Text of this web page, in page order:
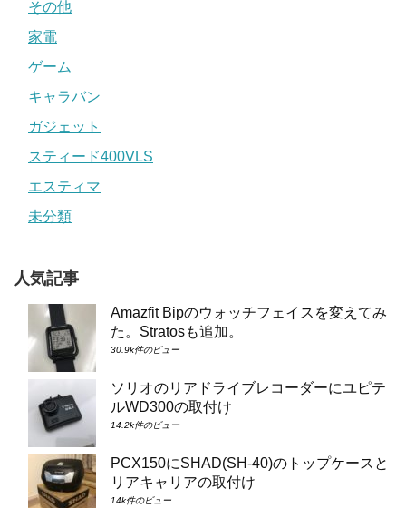
その他
家電
ゲーム
キャラバン
ガジェット
スティード400VLS
エスティマ
未分類
人気記事
Amazfit Bipのウォッチフェイスを変えてみ
た。Stratosも追加。
30.9k件のビュー
ソリオのリアドライブレコーダーにユピテ
ルWD300の取付け
14.2k件のビュー
PCX150にSHAD(SH-40)のトップケースと
リアキャリアの取付け
14k件のビュー